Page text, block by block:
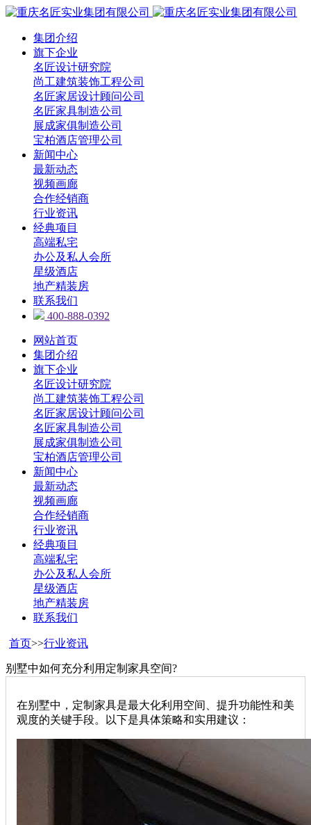
集团介绍
旗下企业
名匠设计研究院
尚工建筑装饰工程公司
名匠家居设计顾问公司
名匠家具制造公司
展成家俱制造公司
宝柏酒店管理公司
新闻中心
最新动态
视频画廊
合作经销商
行业资讯
经典项目
高端私宅
办公及私人会所
星级酒店
地产精装房
联系我们
400-888-0392
网站首页
集团介绍
旗下企业
名匠设计研究院
尚工建筑装饰工程公司
名匠家居设计顾问公司
名匠家具制造公司
展成家俱制造公司
宝柏酒店管理公司
新闻中心
最新动态
视频画廊
合作经销商
行业资讯
经典项目
高端私宅
办公及私人会所
星级酒店
地产精装房
联系我们
首页>>行业资讯
别墅中如何充分利用定制家具空间?
在别墅中，定制家具是最大化利用空间、提升功能性和美
观度的关键手段。以下是具体策略和实用建议：